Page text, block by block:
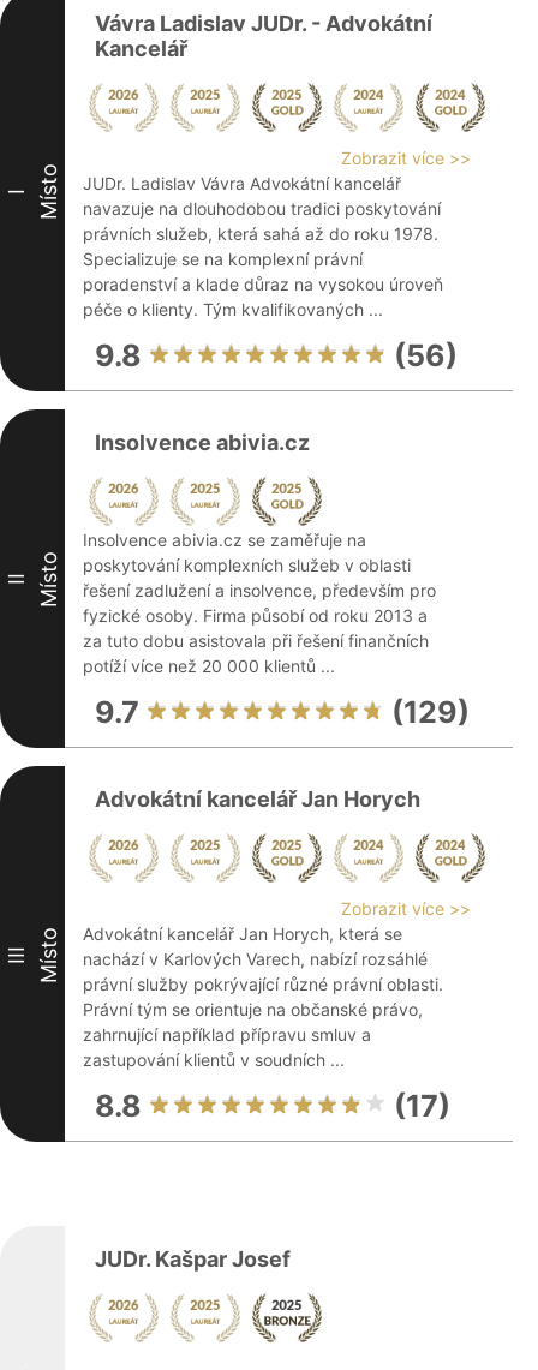
I Místo
Vávra Ladislav JUDr. - Advokátní
Kancelář
Zobrazit více >>
JUDr. Ladislav Vávra Advokátní kancelář
navazuje na dlouhodobou tradici poskytování
právních služeb, která sahá až do roku 1978.
Specializuje se na komplexní právní
poradenství a klade důraz na vysokou úroveň
péče o klienty. Tým kvalifikovaných ...
9.8 (56)
II Místo
Insolvence abivia.cz
Insolvence abivia.cz se zaměřuje na
poskytování komplexních služeb v oblasti
řešení zadlužení a insolvence, především pro
fyzické osoby. Firma působí od roku 2013 a
za tuto dobu asistovala při řešení finančních
potíží více než 20 000 klientů ...
9.7 (129)
III Místo
Advokátní kancelář Jan Horych
Zobrazit více >>
Advokátní kancelář Jan Horych, která se
nachází v Karlových Varech, nabízí rozsáhlé
právní služby pokrývající různé právní oblasti.
Právní tým se orientuje na občanské právo,
zahrnující například přípravu smluv a
zastupování klientů v soudních ...
8.8 (17)
JUDr. Kašpar Josef